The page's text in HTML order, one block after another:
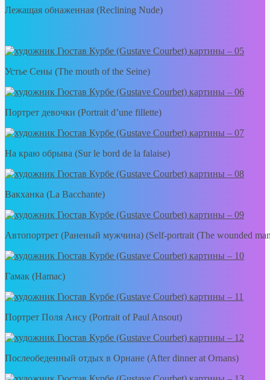
Лежащая обнаженная (Reclining Nude)
Устье Сены (The mouth of the Seine)
Портрет девочки (Portrait d’une fillette)
На краю обрыва (Sur le bord de la falaise)
Вакханка (La Bacchante)
Автопортрет (Раненый мужчина) (Self-portrait (The wounded
Гамак (Hamac)
Портрет Поля Ансу (Portrait of Paul Ansout)
Послеобеденный отдых в Орнане (After dinner at Ornans)